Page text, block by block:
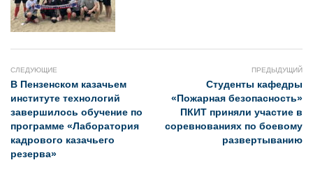
СЛЕДУЮЩИЕ
В Пензенском казачьем
институте технологий
завершилось обучение по
программе «Лаборатория
кадрового казачьего
резерва»
ПРЕДЫДУЩИЙ
Студенты кафедры
«Пожарная безопасность»
ПКИТ приняли участие в
соревнованиях по боевому
развертыванию